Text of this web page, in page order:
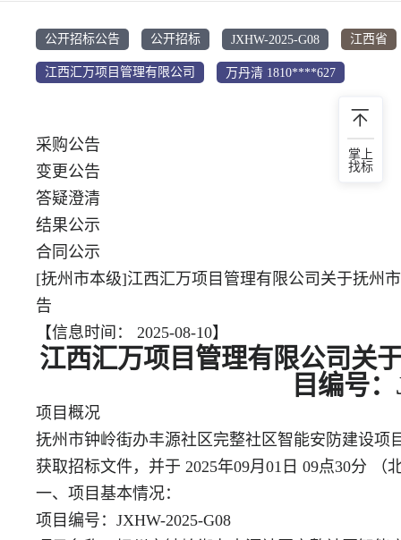
公开招标公告 公开招标 JXHW-2025-G08 江西省
江西汇万项目管理有限公司 万丹清 1810****627
采购公告
变更公告
答疑澄清
结果公示
合同公示
[抚州市本级]江西汇万项目管理有限公司关于抚州
告
【信息时间： 2025-08-10】
江西汇万项目管理有限公司关
目编号
项目概况
抚州市钟岭街办丰源社区完整社区智能安防建设项
获取招标文件，并于 2025年09月01日 09点30分 （
一、项目基本情况：
项目编号：JXHW-2025-G08
掌上
找标